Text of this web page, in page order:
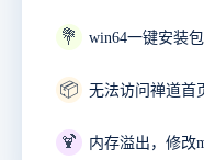
💐
📦 无法访问禅道首
🍹 内存溢出，修改